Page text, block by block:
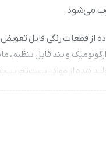
می‌شود.
از قطعات رنگی قابل
و بند قابل
شده از مواد
را تضمین می‌کند.